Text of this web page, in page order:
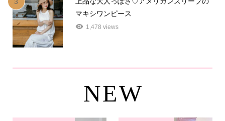
3
マキシワンピース
1,478 views
NEW